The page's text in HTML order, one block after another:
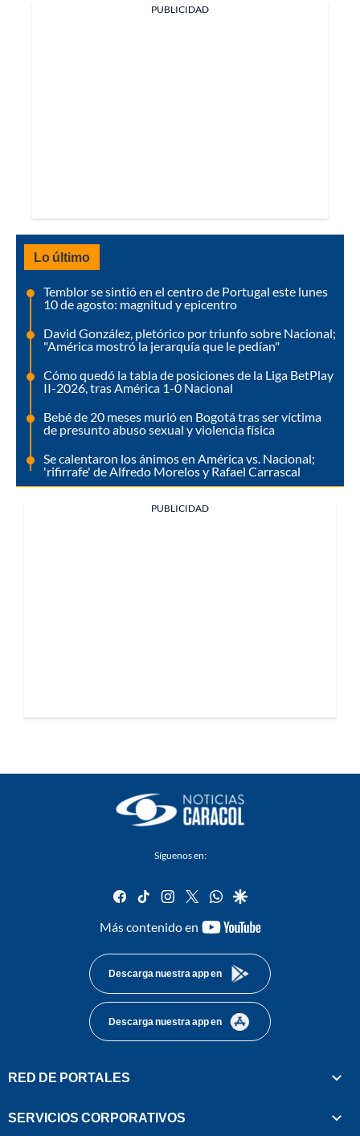
PUBLICIDAD
Lo último
Temblor se sintió en el centro de Portugal este lunes
10 de agosto: magnitud y epicentro
David González, pletórico por triunfo sobre Nacional;
"América mostró la jerarquía que le pedían"
Cómo quedó la tabla de posiciones de la Liga BetPlay
II-2026, tras América 1-0 Nacional
Bebé de 20 meses murió en Bogotá tras ser víctima
de presunto abuso sexual y violencia física
Se calentaron los ánimos en América vs. Nacional;
'rifirrafe' de Alfredo Morelos y Rafael Carrascal
PUBLICIDAD
Síguenos en:
facebook
tiktok instagram
twitterwhatsapp
google
Más contenido en
youtube-
Descarga nuestra app en
Descarga nuestra app en
RED DE PORTALES
SERVICIOS CORPORATIVOS